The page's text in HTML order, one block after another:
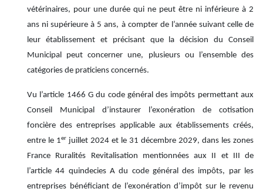
vétérinaires, pour une durée qui ne peut être ni inférieure à 2
ans ni supérieure à 5 ans, à compter de l’année suivant celle de
leur établissement et précisant que la décision du Conseil
Municipal peut concerner une, plusieurs ou l’ensemble des
catégories de praticiens concernés.
Vu l’article 1466 G du code général des impôts permettant aux
Conseil Municipal d’instaurer l’exonération de cotisation
foncière des entreprises applicable aux établissements créés,
entre le 1er juillet 2024 et le 31 décembre 2029, dans les zones
France Ruralités Revitalisation mentionnées aux II et III de
l’article 44 quindecies A du code général des impôts, par les
entreprises bénéficiant de l’exonération d’impôt sur le revenu